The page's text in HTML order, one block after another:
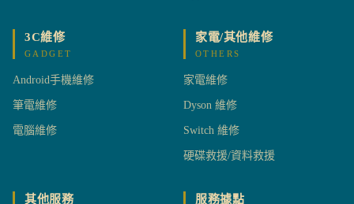
3C維修
GADGET
Android手機維修
筆電維修
電腦維修
家電/其他維修
OTHERS
家電維修
Dyson 維修
Switch 維修
硬碟救援/資料救援
其他服務 服務據點